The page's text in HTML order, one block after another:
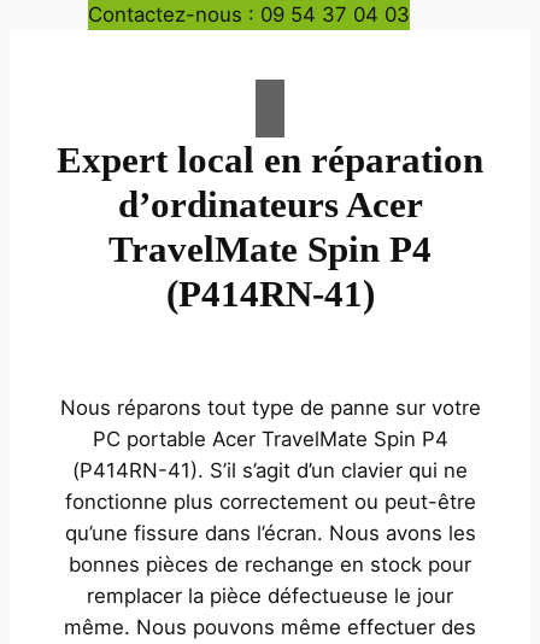
Contactez-nous : 09 54 37 04 03
Expert local en réparation
d’ordinateurs Acer
TravelMate Spin P4
(P414RN-41)
Nous réparons tout type de panne sur votre
PC portable Acer TravelMate Spin P4
(P414RN-41). S’il s’agit d’un clavier qui ne
fonctionne plus correctement ou peut-être
qu’une fissure dans l’écran. Nous avons les
bonnes pièces de rechange en stock pour
remplacer la pièce défectueuse le jour
même. Nous pouvons même effectuer des